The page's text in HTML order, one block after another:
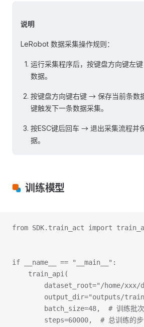
说明
LeRobot 数据采集操作规则：
运行采集程序后，按键盘方向键左
数据。
按键盘方向键右键 → 保存当前条数
键触发下一条数据采集。
按ESC键后回车 → 退出采集流程并
据。
训练模型
from SDK.train_act import
if __name__ == "__main__":
    train_api(
dataset_root="/home/xxx/
output_dir="outputs/
batch_size=48,  # 训练批
steps=60000,  # 总训练的